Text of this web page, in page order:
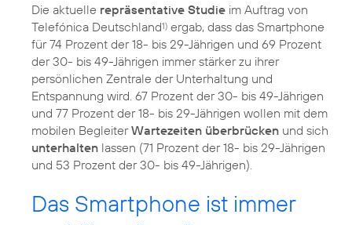
Die aktuelle repräsentative Studie im Auftrag von
Telefónica Deutschland1) ergab, dass das Smartphone
für 74 Prozent der 18- bis 29-Jährigen und 69 Prozent
der 30- bis 49-Jährigen immer stärker zu ihrer
persönlichen Zentrale der Unterhaltung und
Entspannung wird. 67 Prozent der 30- bis 49-Jährigen
und 77 Prozent der 18- bis 29-Jährigen wollen mit dem
mobilen BegleiterWartezeiten überbrücken und sich
unterhalten lassen (71 Prozent der 18- bis 29-Jährigen
und 53 Prozent der 30- bis 49-Jährigen).
Das Smartphone ist immer